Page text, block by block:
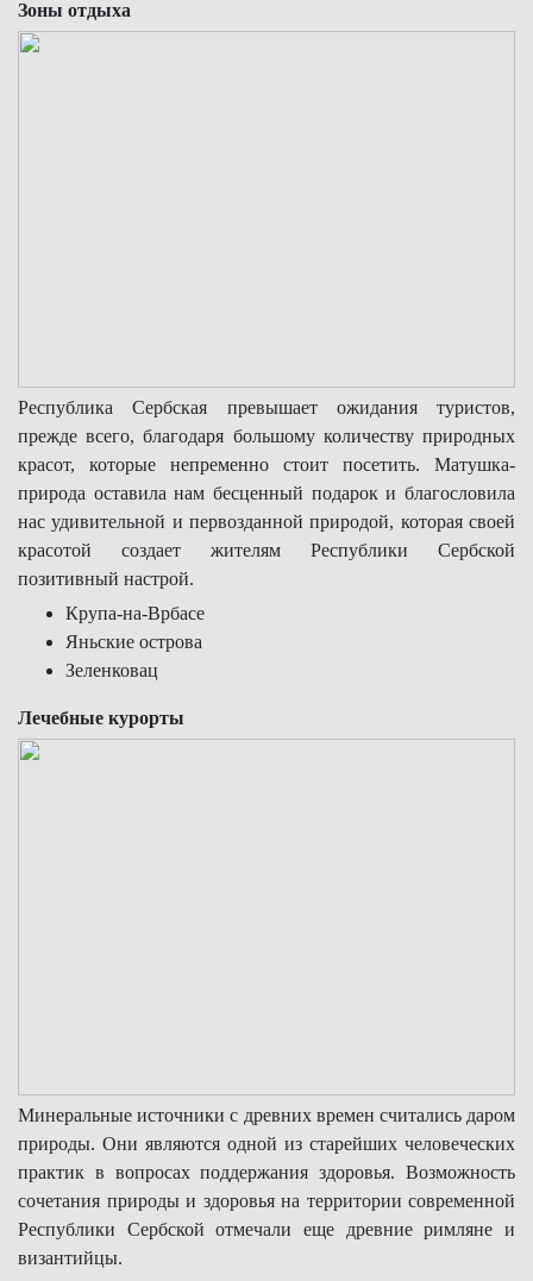
Зоны отдыха
Республика Сербская превышает ожидания туристов,
прежде всего, благодаря большому количеству природных
красот, которые непременно стоит посетить. Матушка-
природа оставила нам бесценный подарок и благословила
нас удивительной и первозданной природой, которая своей
красотой создает жителям Республики Сербской
позитивный настрой.
Крупа-на-Врбасе
Яньские острова
Зеленковац
Лечебные курорты
Минеральные источники с древних времен считались даром
природы. Они являются одной из старейших человеческих
практик в вопросах поддержания здоровья. Возможность
сочетания природы и здоровья на территории современной
Республики Сербской отмечали еще древние римляне и
византийцы.